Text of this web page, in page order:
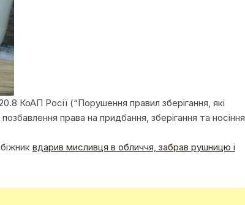
КоАП Росії (“Порушення правил зберігання, які
права на придбання, зберігання та носіння
вдарив мисливця в обличчя, забрав рушницю і